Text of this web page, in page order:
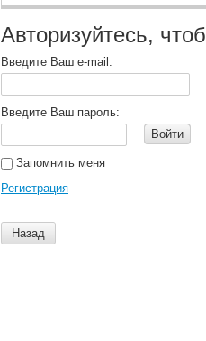
Авторизуйтесь,
Введите Ваш e-mail:
Введите Ваш пароль:
Войти
Запомнить меня
Регистрация
Назад